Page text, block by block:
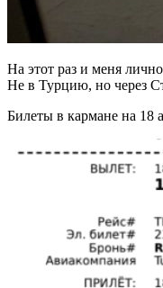
На этот раз и меня
Не в Турцию, но через
Билеты в кармане на 18